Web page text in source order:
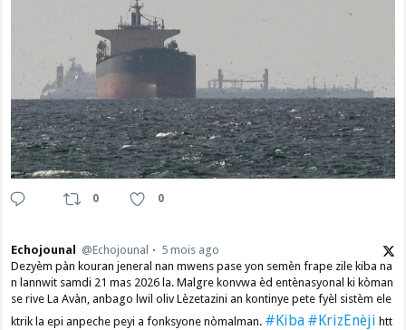
0 0
Echojounal @Echojounal
5 mois ago
Dezyèm pàn kouran jeneral nan mwens pase yon semèn frape zile kiba na
n lannwit samdi 21 mas 2026 la. Malgre konvwa èd entènasyonal ki kòman
se rive La Avàn, anbago lwil oliv Lèzetazini an kontinye pete fyèl sistèm ele
ktrik la epi anpeche peyi a fonksyone nòmalman. #Kiba #KrizEnèji htt